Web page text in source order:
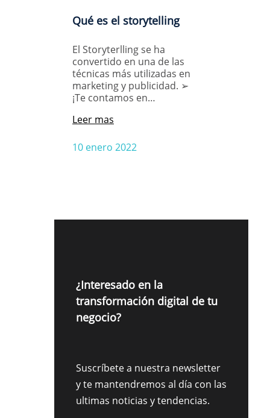
Qué es el storytelling
El Storyterlling se ha
convertido en una de las
técnicas más utilizadas en
marketing y publicidad. ➢
¡Te contamos en…
10 enero 2022
Leer mas
¿Interesado en la
transformación digital de tu
negocio?
Suscríbete a nuestra newsletter
y te mantendremos al día con las
ultimas noticias y tendencias.